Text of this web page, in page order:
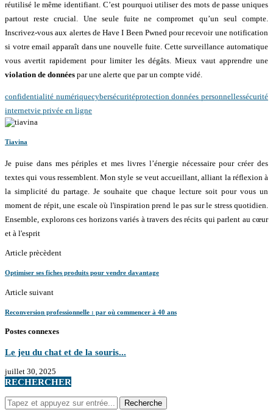
réutilisé le même identifiant. C’est pourquoi utiliser des mots de passe uniques
partout reste crucial. Une seule fuite ne compromet qu’un seul compte.
Inscrivez-vous aux alertes de Have I Been Pwned pour recevoir une notification
si votre email apparaît dans une nouvelle fuite. Cette surveillance automatique
vous avertit rapidement pour limiter les dégâts. Mieux vaut apprendre une
violation de données par une alerte que par un compte vidé.
confidentialité numériquecybersécuritéprotection données personnellessécurité
internetvie privée en ligne
Tiavina
Je puise dans mes périples et mes livres l’énergie nécessaire pour créer des
textes qui vous ressemblent. Mon style se veut accueillant, alliant la réflexion à
la simplicité du partage. Je souhaite que chaque lecture soit pour vous un
moment de répit, une escale où l'inspiration prend le pas sur le stress quotidien.
Ensemble, explorons ces horizons variés à travers des récits qui parlent au cœur
et à l'esprit
Article prècèdent
Optimiser ses fiches produits pour vendre davantage
Article suivant
Reconversion professionnelle : par où commencer à 40 ans
Postes connexes
Le jeu du chat et de la souris...
juillet 30, 2025
RECHERCHER